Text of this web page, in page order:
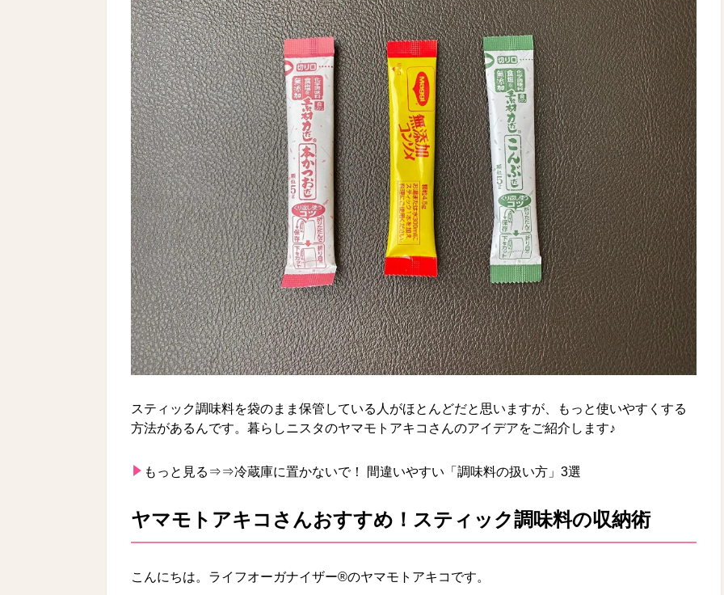
スティック調味料を袋のまま保管している人がほとんどだと思いますが、もっと使いやすくする
方法があるんです。暮らしニスタのヤマモトアキコさんのアイデアをご紹介します♪
もっと見る⇒⇒冷蔵庫に置かないで！ 間違いやすい「調味料の扱い方」3選
ヤマモトアキコさんおすすめ！スティック調味料の収納術
こんにちは。ライフオーガナイザー®のヤマモトアキコです。